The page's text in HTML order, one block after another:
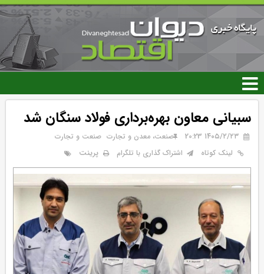
رفتن
محتوای
اصلی
سبیانی معاون بهره‌برداری فولاد سنگان شد
۱۴۰۵/۲/۲۳ 20:23 صنعت، معدن و تجارت صنعت و تجارت
لینک کوتاه
اشتراک گذاری با تلگرام پرینت